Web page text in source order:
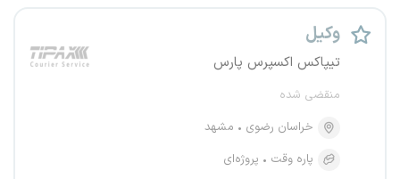
وکیل
تیپاکس اکسپرس پارس
منقضی شده
خراسان رضوی
مشهد
پاره وقت
پروژه‌ای